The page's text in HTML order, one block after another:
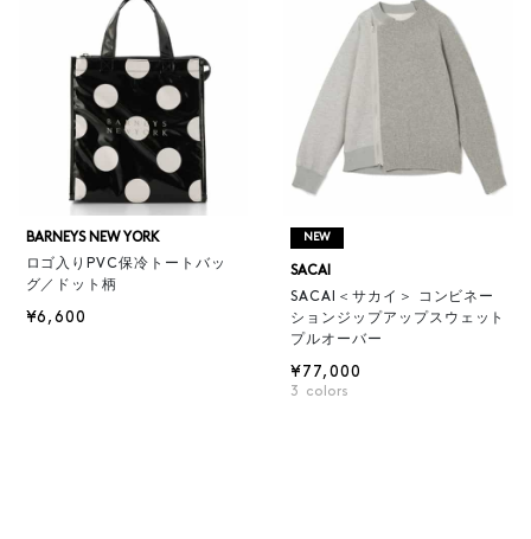
BARNEYS NEW YORK
ロゴ入りPVC保冷トートバッ
グ／ドット柄
¥6,600
NEW
SACAI
SACAI＜サカイ＞ コンビネー
ションジップアップスウェット
プルオーバー
¥77,000
3 colors